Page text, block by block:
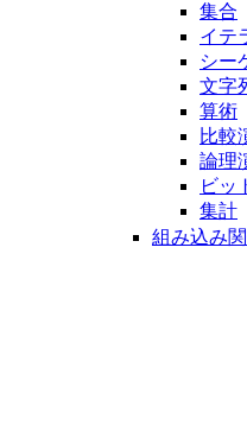
集合
イテ
シー
文字
算術
比較
論理
ビッ
集計
組み込み